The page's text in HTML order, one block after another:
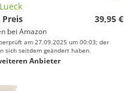
Preis
39,95 €
bei Amazon
am 27.09.2025 um 00:03; der
sich seitdem geändert haben.
Anbieter